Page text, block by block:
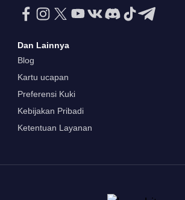
Dan Lainnya
Blog
Kartu ucapan
Preferensi Kuki
Kebijakan Pribadi
Ketentuan Layanan